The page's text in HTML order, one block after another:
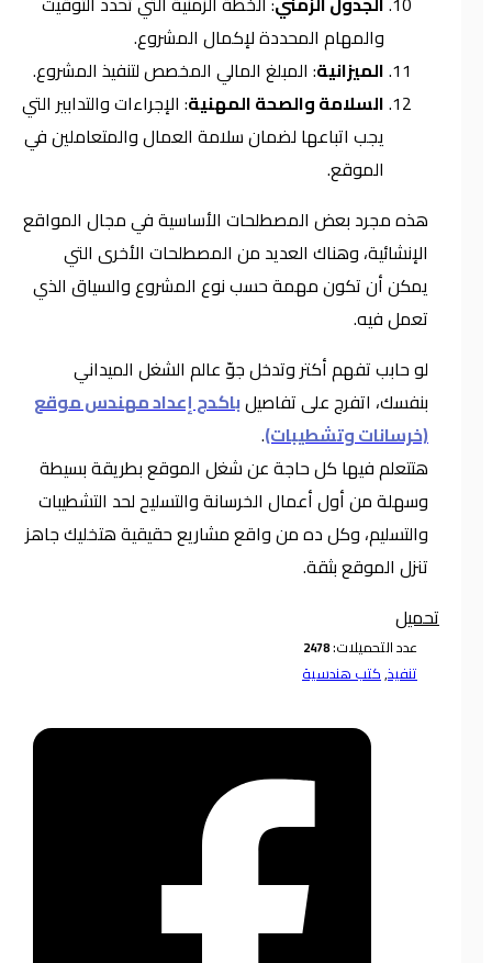
والمهام المحددة لإكمال المشروع.
الميزانية: المبلغ المالي المخصص لتنفيذ المشروع.
السلامة والصحة المهنية: الإجراءات والتدابير التي
يجب اتباعها لضمان سلامة العمال والمتعاملين في
الموقع.
هذه مجرد بعض المصطلحات الأساسية في مجال المواقع
الإنشائية، وهناك العديد من المصطلحات الأخرى التي
يمكن أن تكون مهمة حسب نوع المشروع والسياق الذي
تعمل فيه.
لو حابب تفهم أكتر وتدخل جوّ عالم الشغل الميداني
بنفسك، اتفرج على تفاصيلباكدج إعداد مهندس موقع
(خرسانات وتشطيبات).
هتتعلم فيها كل حاجة عن شغل الموقع بطريقة بسيطة
وسهلة من أول أعمال الخرسانة والتسليح لحد التشطيبات
والتسليم، وكل ده من واقع مشاريع حقيقية هتخليك جاهز
تنزل الموقع بثقة.
تحميل
عدد التحميلات:
,كتب هندسية